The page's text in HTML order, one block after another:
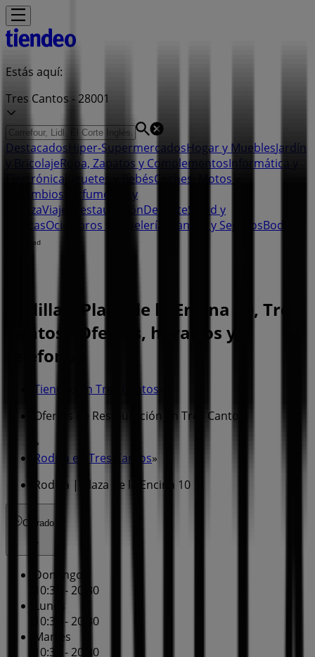
Estás aquí:
Tres Cantos - 28001
Destacados Hiper-SupermercadosHogar y MueblesJardín
y BricolajeRopa, Zapatos y ComplementosInformática y
Electrónica Juguetes y BebésCoches, Motos y
Recambios Perfumerías y
BellezaViajes RestauraciónDeporteSalud y
ÓpticasOcio Libros y Papelerías Bancos y SegurosBodas
Publicidad
Rodilla | Plaza de la Encina 10, Tres
Cantos - Ofertas, horarios y
teléfono
Tiendeo en Tres Cantos
Ofertas de Restauración en Tres Cantos
»
Rodilla en Tres Cantos»
Rodilla | Plaza de la Encina 10
Cerrado
Domingo
10:30 - 20:30
Lunes
10:30 - 20:30
Martes
10:30 - 20:30